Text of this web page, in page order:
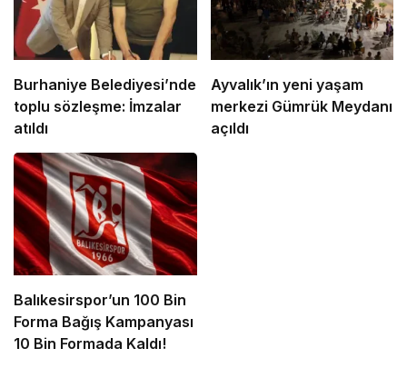
Burhaniye Belediyesi’nde
toplu sözleşme: İmzalar
atıldı
Ayvalık’ın yeni yaşam
merkezi Gümrük Meydanı
açıldı
Balıkesirspor’un 100 Bin
Forma Bağış Kampanyası
10 Bin Formada Kaldı!